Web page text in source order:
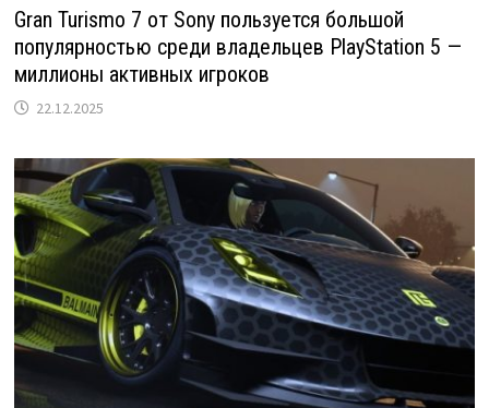
Gran Turismo 7 от Sony пользуется большой
популярностью среди владельцев PlayStation 5 —
миллионы активных игроков
22.12.2025